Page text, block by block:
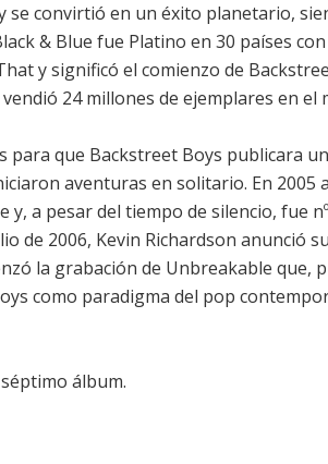
se convirtió en un éxito planetario,
& Blue fue Platino en 30 países
y significó el comienzo de
24 millones de ejemplares en el
para que Backstreet Boys publicara
aventuras en solitario. En 2005
a pesar del tiempo de silencio, fue
de 2006, Kevin Richardson anunció
la grabación de Unbreakable que,
como paradigma del pop
álbum.